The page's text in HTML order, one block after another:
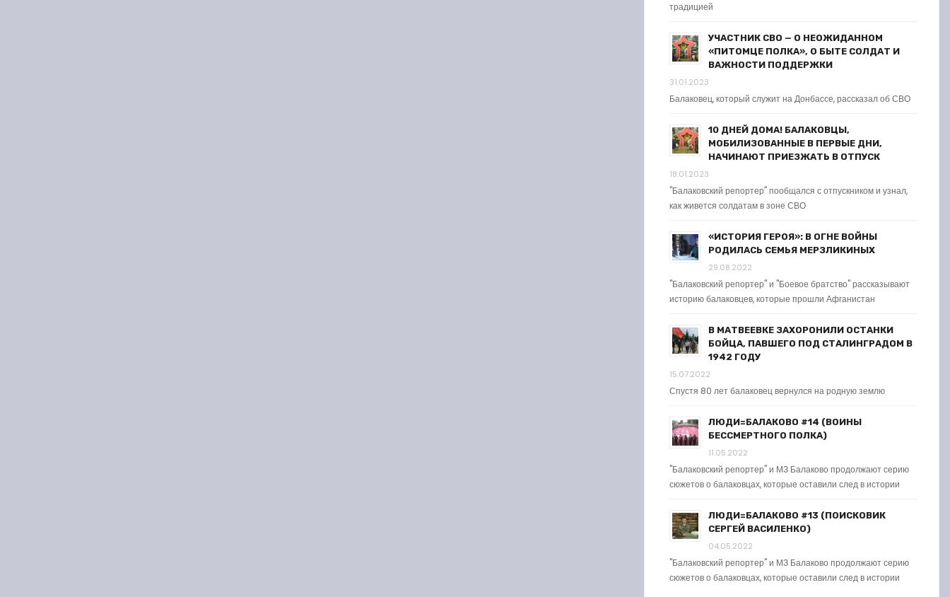
традицией
УЧАСТНИК СВО — О НЕОЖИДАННОМ
«ПИТОМЦЕ ПОЛКА», О БЫТЕ СОЛДАТ И
ВАЖНОСТИ ПОДДЕРЖКИ
31.01.2023
Балаковец, который служит на Донбассе, рассказал об СВО
10 ДНЕЙ ДОМА! БАЛАКОВЦЫ,
МОБИЛИЗОВАННЫЕ В ПЕРВЫЕ ДНИ,
НАЧИНАЮТ ПРИЕЗЖАТЬ В ОТПУСК
18.01.2023
"Балаковский репортер" пообщался с отпускником и узнал,
как живется солдатам в зоне СВО
«ИСТОРИЯ ГЕРОЯ»: В ОГНЕ ВОЙНЫ
РОДИЛАСЬ СЕМЬЯ МЕРЗЛИКИНЫХ
29.08.2022
"Балаковский репортер" и "Боевое братство" рассказывают
историю балаковцев, которые прошли Афганистан
В МАТВЕЕВКЕ ЗАХОРОНИЛИ ОСТАНКИ
БОЙЦА, ПАВШЕГО ПОД СТАЛИНГРАДОМ В
1942 ГОДУ
15.07.2022
Спустя 80 лет балаковец вернулся на родную землю
ЛЮДИ=БАЛАКОВО #14 (ВОИНЫ
БЕССМЕРТНОГО ПОЛКА)
11.05.2022
"Балаковский репортер" и МЗ Балаково продолжают серию
сюжетов о балаковцах, которые оставили след в истории
ЛЮДИ=БАЛАКОВО #13 (ПОИСКОВИК
СЕРГЕЙ ВАСИЛЕНКО)
04.05.2022
"Балаковский репортер" и МЗ Балаково продолжают серию
сюжетов о балаковцах, которые оставили след в истории